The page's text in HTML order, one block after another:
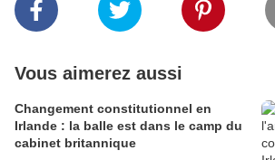
Vous aimerez aussi
Changement constitutionnel en
Irlande : la balle est dans le camp du
cabinet britannique